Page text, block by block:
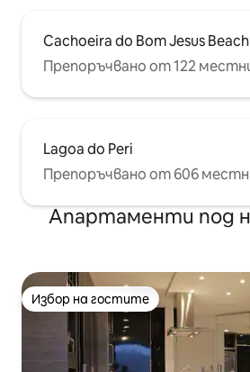
Cachoeira do Bom Jesus Beach
Препоръчвано от 122
Lagoa do Peri
Препоръчвано от 606
Апартаменти под
Избор на гостите
Избор на гостите